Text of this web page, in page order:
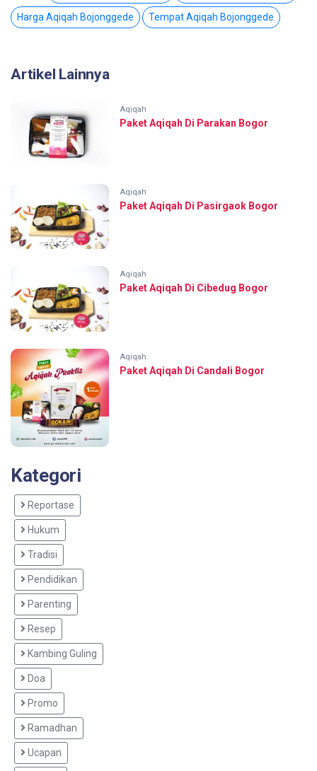
Harga Aqiqah Bojonggede Tempat Aqiqah Bojonggede
Artikel Lainnya
Aqiqah
Paket Aqiqah Di Parakan Bogor
Aqiqah
Paket Aqiqah Di Pasirgaok Bogor
Aqiqah
Paket Aqiqah Di Cibedug Bogor
Aqiqah
Paket Aqiqah Di Candali Bogor
Kategori
Reportase
Hukum
Tradisi
Pendidikan
Parenting
Resep
Kambing Guling
Doa
Promo
Ramadhan
Ucapan